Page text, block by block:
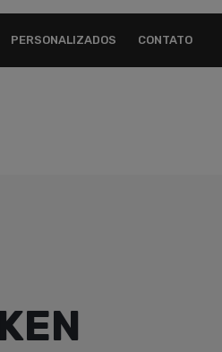
PERSONALIZADOS CONTATO